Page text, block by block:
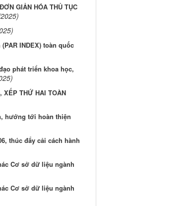
GIẢN HÓA THỦ TỤC
INDEX) toàn quốc
phát triển khoa học,
XẾP THỨ HAI TOÀN
hướng tới hoàn thiện
thúc đẩy cải cách hành
Cơ sở dữ liệu ngành
Cơ sở dữ liệu ngành